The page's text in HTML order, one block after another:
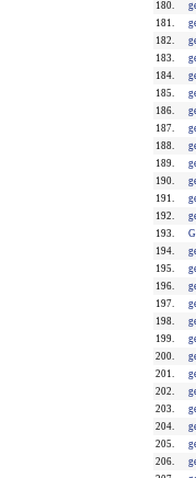
180.
181.
182.
183.
184.
185.
186.
187.
188.
189.
190.
191.
192.
193.
194.
195.
196.
197.
198.
199.
200.
201.
202.
203.
204.
205.
206.